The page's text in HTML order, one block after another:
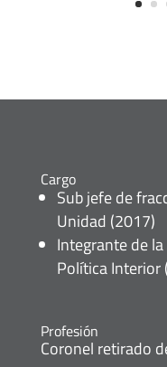
Cargo
Sub jefe de
Unidad (2017)
Integrante de
Política Interior
Profesión
Coronel retirado